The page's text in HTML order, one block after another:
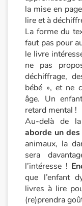
Écoles
Médiathèques
Vidéos & Tutoriaux
Blog
Actualités
Par thématique
Rencontres et
la mise en
lire et à
La forme du
faut pas pour
le livre
ne pas
déchiffrage,
bébé », et ne
âge. Un
retard mental !
Au-delà de
aborde un des
animaux, la
sera
l’intéresse !
que l’enfant
livres à lire
(re)prendra